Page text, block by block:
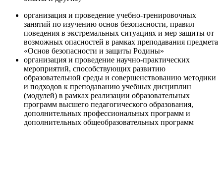
организация и проведение учебно-тренировочных
занятий по изучению основ безопасности, правил
поведения в экстремальных ситуациях и мер защиты от
возможных опасностей в рамках преподавания предмета
«Основ безопасности и защиты Родины»
организация и проведение научно-практических
мероприятий, способствующих развитию
образовательной среды и совершенствованию методики
и подходов к преподаванию учебных дисциплин
(модулей) в рамках реализации образовательных
программ высшего педагогического образования,
дополнительных профессиональных программ и
дополнительных общеобразовательных программ